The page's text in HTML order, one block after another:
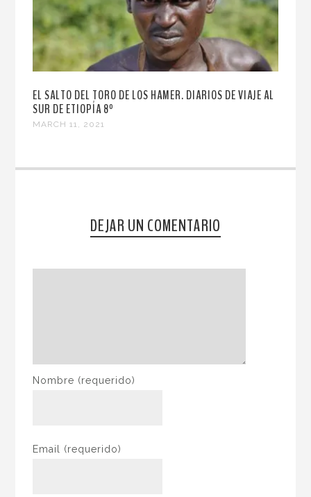
EL SALTO DEL TORO DE LOS HAMER. DIARIOS DE VIAJE AL
SUR DE ETIOPÍA 8º
MARCH 11, 2021
DEJAR UN COMENTARIO
Nombre (requerido)
Email (requerido)